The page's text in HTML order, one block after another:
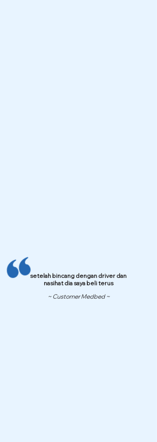
setelah bincang dengan driver dan
nasihat dia saya beli terus
~ Customer Medbed ~